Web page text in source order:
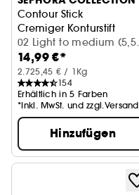
Contour Stick
Cremiger Konturstift
02 Light to medium
g)
14,99 €*
2.725,45 € / 1Kg
154
Erhältlich in 5 Farben
*Inkl. MwSt. und zzgl.Versand
Hinzufügen